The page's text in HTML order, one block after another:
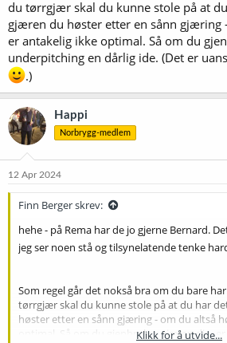
du tørrgjær skal du kunne stole på at
gjæren du høster etter en sånn gjæring
er antakelig ikke optimal. Så om du
underpitching en dårlig ide. (Det er
.)
Happi
Norbrygg-medlem
12 Apr 2024
Finn Berger skrev:
hehe - på Rema har de jo gjerne Bernard.
jeg ser noen stå og tilsynelatende tenke
Som regel går det nokså bra om du bare
tørrgjær skal du kunne stole på at du har
høster etter en sånn gjæring - om du altså
optimal. Så om du gjenbruker gjæren din,
Klikk for å utvide...